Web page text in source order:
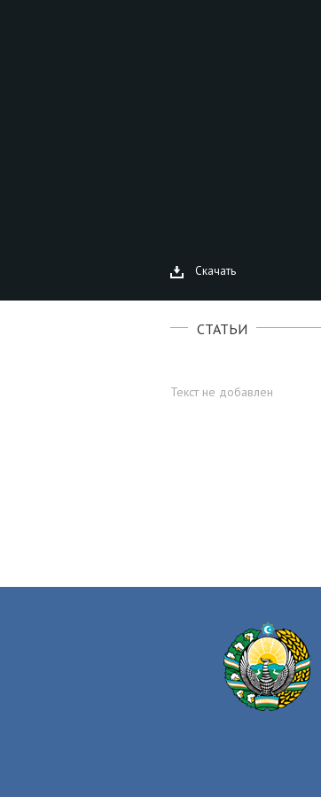
Скачать
СТАТЬИ
Текст не добавлен